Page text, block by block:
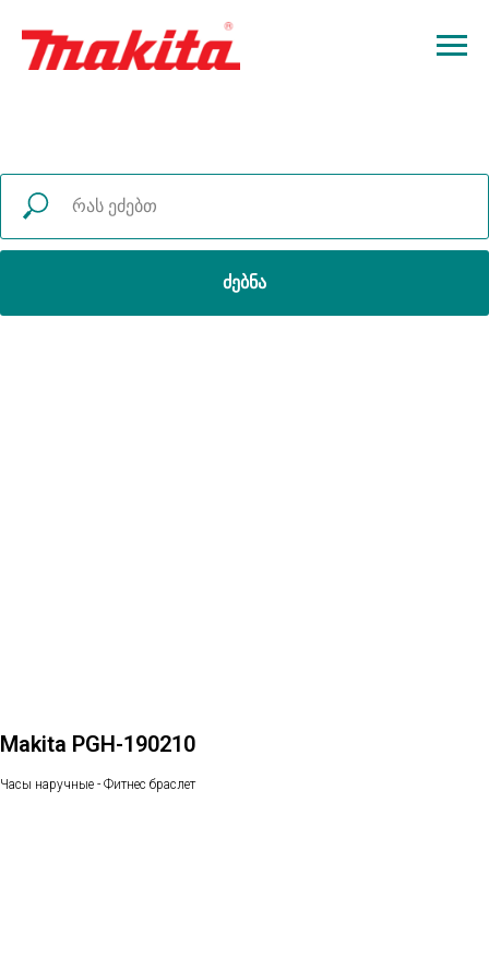
ძებნა
Makita PGH-190210
Часы наручные - Фитнес браслет